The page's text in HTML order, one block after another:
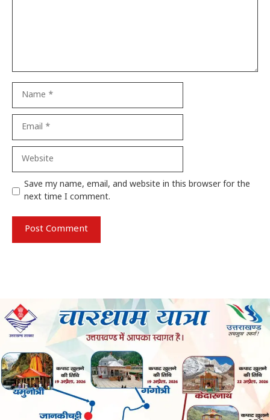
Website
Save my name, email, and website in this browser for the
next time I comment.